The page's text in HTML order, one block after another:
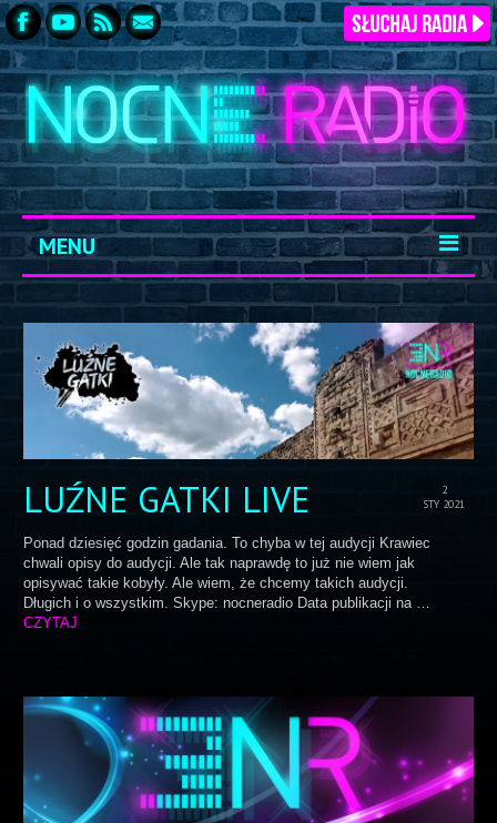
MENU
START
ARCHIWUM
KONTAKT
LOGOWANIE
2
STY 2021
LUŹNE GATKI LIVE
Ponad dziesięć godzin gadania. To chyba w tej audycji Krawiec
chwali opisy do audycji. Ale tak naprawdę to już nie wiem jak
opisywać takie kobyły. Ale wiem, że chcemy takich audycji.
Długich i o wszystkim. Skype: nocneradio Data publikacji na …
CZYTAJ